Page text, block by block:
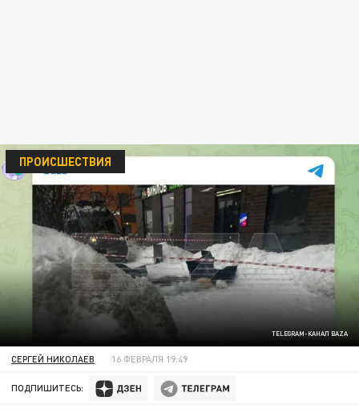
TELEGRAM-КАНАЛ BAZA
ПРОИСШЕСТВИЯ
СЕРГЕЙ НИКОЛАЕВ 16 ФЕВРАЛЯ 19:49
ПОДПИШИТЕСЬ: